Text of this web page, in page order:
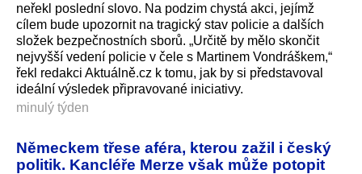
neřekl poslední slovo. Na podzim chystá akci, jejímž
cílem bude upozornit na tragický stav policie a dalších
složek bezpečnostních sborů. „Určitě by mělo skončit
nejvyšší vedení policie v čele s Martinem Vondráškem,“
řekl redakci Aktuálně.cz k tomu, jak by si představoval
ideální výsledek připravované iniciativy.
minulý týden
Německem třese aféra, kterou zažil i český
politik. Kancléře Merze však může potopit